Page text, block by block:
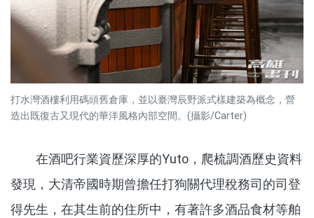
打水灣酒樓利用碼頭舊倉庫，並以臺灣辰野派式樣建築為概念，營
造出既復古又現代的華洋風格內部空間。(攝影/Carter)
在酒吧行業資歷深厚的Yuto，爬梳調酒歷史資料
發現，大清帝國時期曾擔任打狗關代理稅務司的司登
得先生，在其生前的住所中，有著許多酒品食材等舶